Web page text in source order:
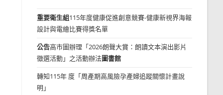
重要衛生組115年度健康促進創意競賽-健康新視界海報
設計與電繪比賽得獎名單
公告高市圖辦理「2026朗聲大賞：朗讀文本演出影片
徵選活動」之活動辦法圖書館
轉知115年 度「周產期高風險孕產婦追蹤關懷計畫說
明」